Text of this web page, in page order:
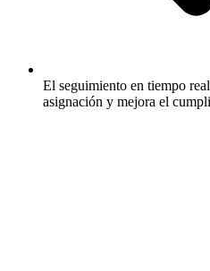
El seguimiento en tiempo
asignación y mejora el